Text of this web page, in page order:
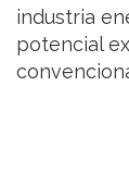
industria
potencial